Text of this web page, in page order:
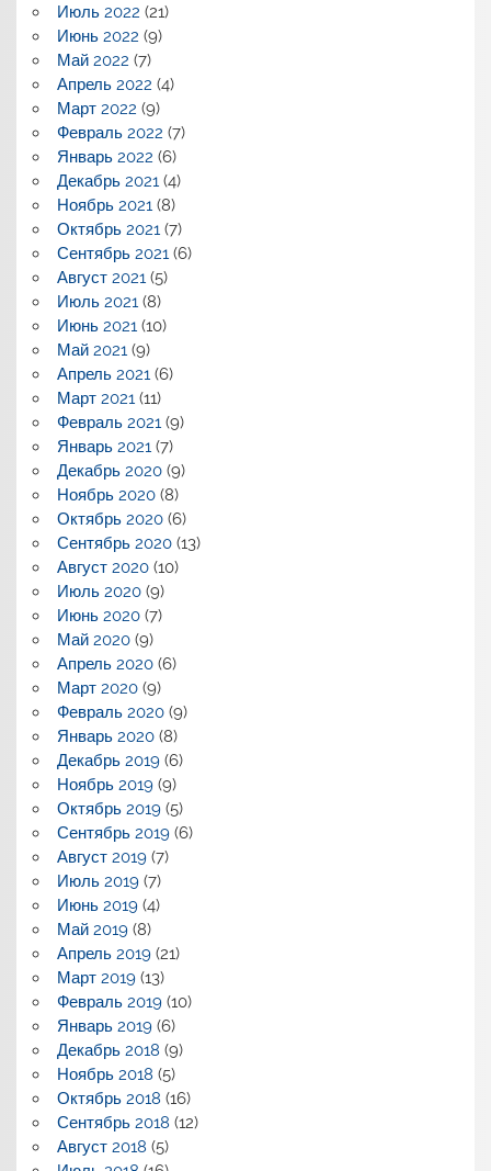
Июль 2022 (21)
Июнь 2022 (9)
Май 2022 (7)
Апрель 2022 (4)
Март 2022 (9)
Февраль 2022 (7)
Январь 2022 (6)
Декабрь 2021(4)
Ноябрь 2021(8)
Октябрь 2021(7)
Сентябрь 2021(6)
Август 2021(5)
Июль 2021(8)
Июнь 2021(10)
Май 2021(9)
Апрель 2021(6)
Март 2021(11)
Февраль 2021(9)
Январь 2021(7)
Декабрь 2020(9)
Ноябрь 2020(8)
Октябрь 2020(6)
Сентябрь 2020(13)
Август 2020(10)
Июль 2020(9)
Июнь 2020(7)
Май 2020(9)
Апрель 2020(6)
Март 2020(9)
Февраль 2020(9)
Январь 2020(8)
Декабрь 2019(6)
Ноябрь 2019(9)
Октябрь 2019(5)
Сентябрь 2019(6)
Август 2019(7)
Июль 2019(7)
Июнь 2019(4)
Май 2019(8)
Апрель 2019(21)
Март 2019(13)
Февраль 2019(10)
Январь 2019(6)
Декабрь 2018 (9)
Ноябрь 2018 (5)
Октябрь 2018 (16)
Сентябрь 2018 (12)
Август 2018 (5)